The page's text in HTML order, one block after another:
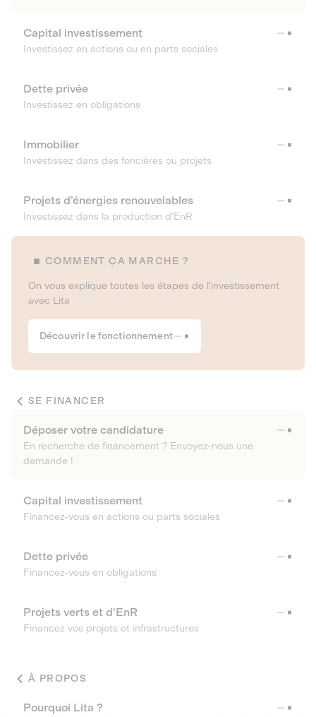
Capital investissement
Investissez en actions ou en parts sociales
Dette privée
Investissez en obligations
Immobilier
Investissez dans des foncières ou projets
Projets d’énergies renouvelables
Investissez dans la production d’EnR
COMMENT ÇA MARCHE ?
On vous explique toutes les étapes de l’investissement
avec Lita
Découvrir le fonctionnement
SE FINANCER
Déposer votre candidature
En recherche de financement ? Envoyez-nous une
demande !
Capital investissement
Financez-vous en actions ou parts sociales
Dette privée
Financez-vous en obligations
Projets verts et d'EnR
Financez vos projets et infrastructures
À PROPOS
Pourquoi Lita ?